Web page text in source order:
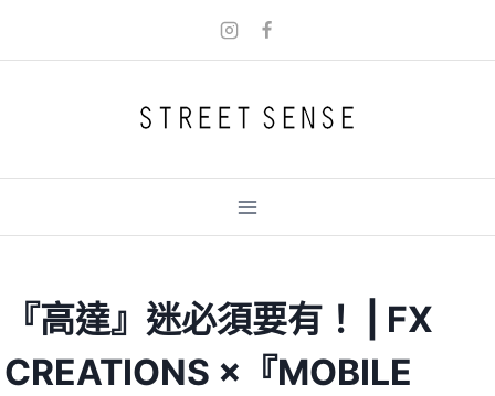
『高達』迷必須要有！ | FX
CREATIONS ×『MOBILE